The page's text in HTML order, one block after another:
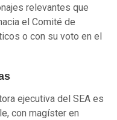
relevantes que
el Comité de
o con su voto en el
ejecutiva del SEA es
con magíster en